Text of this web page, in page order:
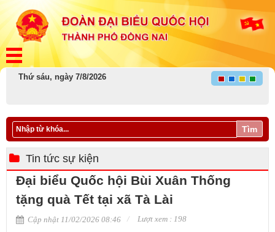
Thứ sáu, ngày 7/8/2026
Tìm
Tin tức sự kiện
Đại biểu Quốc hội Bùi Xuân Thống
tặng quà Tết tại xã Tà Lài
Cập nhật 11/02/2026 08:46
Lượt xem : 198